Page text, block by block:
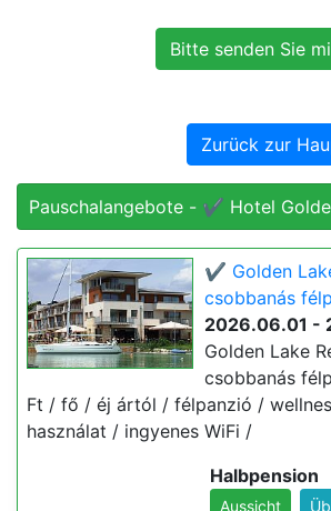
Zurück zur
Pauschalangebote - ✔️ Hotel
✔️ Golden
csobbanás
2026.06.01 -
Golden Lake
csobbanás
Ft / fő / éj ártól / félpanzió /
használat / ingyenes WiFi /
Halbpension
Aussicht